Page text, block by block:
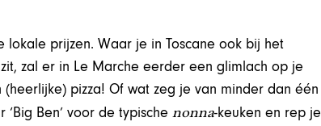
prijzen. Waar je in Toscane ook bij het
zal er in Le Marche eerder een glimlach op je
pizza! Of wat zeg je van minder dan één
Ben’ voor de typischenonna-keuken en rep je